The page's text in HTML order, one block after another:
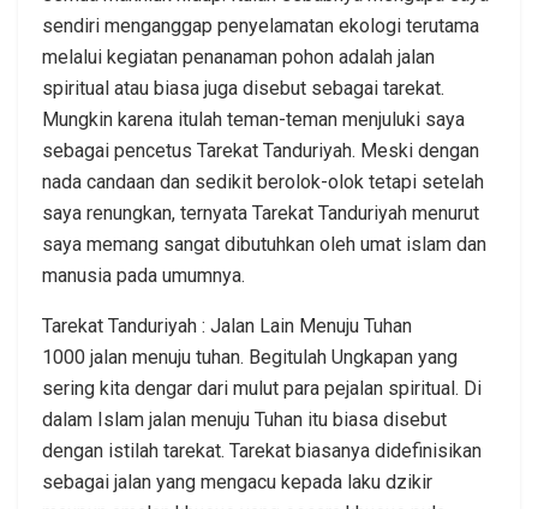
sendiri menganggap penyelamatan ekologi terutama
melalui kegiatan penanaman pohon adalah jalan
spiritual atau biasa juga disebut sebagai tarekat.
Mungkin karena itulah teman-teman menjuluki saya
sebagai pencetus Tarekat Tanduriyah. Meski dengan
nada candaan dan sedikit berolok-olok tetapi setelah
saya renungkan, ternyata Tarekat Tanduriyah menurut
saya memang sangat dibutuhkan oleh umat islam dan
manusia pada umumnya.
Tarekat Tanduriyah : Jalan Lain Menuju Tuhan
1000 jalan menuju tuhan. Begitulah Ungkapan yang
sering kita dengar dari mulut para pejalan spiritual. Di
dalam Islam jalan menuju Tuhan itu biasa disebut
dengan istilah tarekat. Tarekat biasanya didefinisikan
sebagai jalan yang mengacu kepada laku dzikir